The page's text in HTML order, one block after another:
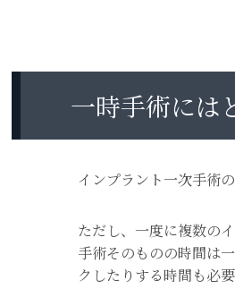
一時手術には
インプラント一次手術
ただし、一度に複数の
手術そのものの時間は
クしたりする時間も必要